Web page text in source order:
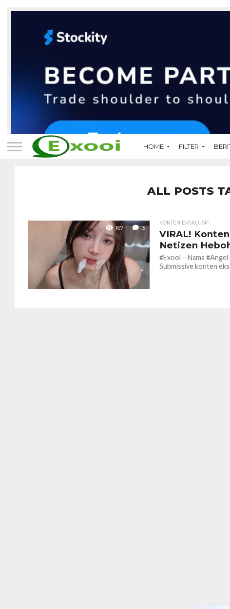
HOME FILTER
ALL POSTS
167 3
KONTEN EKSKLUSIF
VIRAL!
Netizen
#Exooi – Nama
Submissive konten